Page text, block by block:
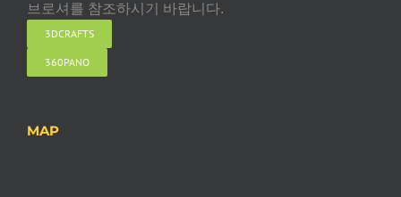
브로셔를 참조하시기 바랍니다.
3DCRAFTS
360PANO
MAP